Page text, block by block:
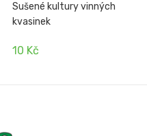
Sušené kultury vinných
kvasinek
10 Kč